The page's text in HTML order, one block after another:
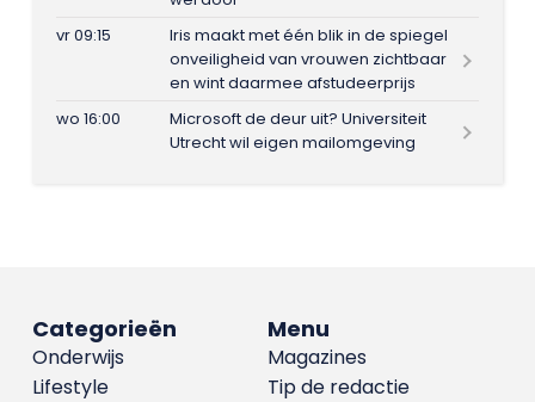
vr 09:15
Iris maakt met één blik in de spiegel
onveiligheid van vrouwen zichtbaar
en wint daarmee afstudeerprijs
wo 16:00
Microsoft de deur uit? Universiteit
Utrecht wil eigen mailomgeving
Menu
Magazines
Tip de redactie
Categorieën
Onderwijs
Lifestyle